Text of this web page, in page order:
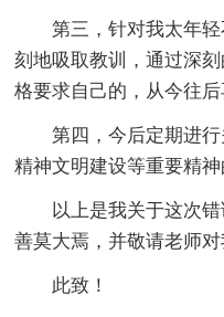
第三，针对我太年
刻地吸取教训，通过深
格要求自己的，从今往后
第四，今后定期进
精神文明建设等重要精神
以上是我关于这次
善莫大焉，并敬请老师
此致！